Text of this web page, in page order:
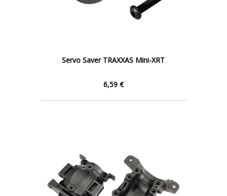
Servo Saver TRAXXAS Mini-XRT
6,59 €